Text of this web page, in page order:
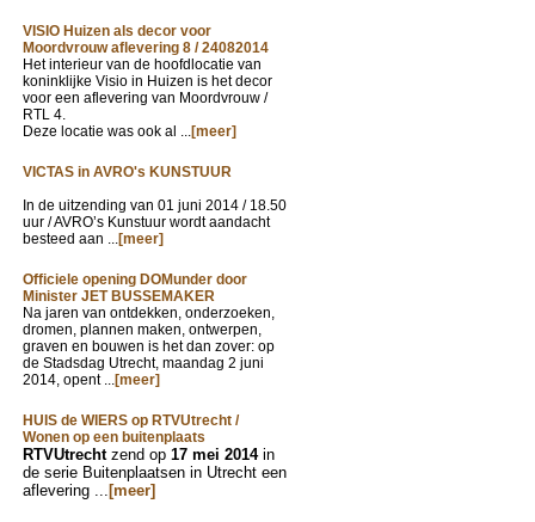
VISIO Huizen als decor voor
Moordvrouw aflevering 8 / 24082014
Het interieur van de hoofdlocatie van
koninklijke Visio in Huizen is het decor
voor een aflevering van Moordvrouw /
RTL 4.
Deze locatie was ook al ...[meer]
VICTAS in AVRO's KUNSTUUR
In de uitzending van 01 juni 2014 / 18.50
uur / AVRO’s Kunstuur wordt aandacht
besteed aan ...[meer]
Officiele opening DOMunder door
Minister JET BUSSEMAKER
Na jaren van ontdekken, onderzoeken,
dromen, plannen maken, ontwerpen,
graven en bouwen is het dan zover: op
de Stadsdag Utrecht, maandag 2 juni
2014, opent ...[meer]
HUIS de WIERS op RTVUtrecht /
Wonen op een buitenplaats
RTVUtrechtzend op 17 mei 2014 in
de serie Buitenplaatsen in Utrecht een
aflevering ... [meer]